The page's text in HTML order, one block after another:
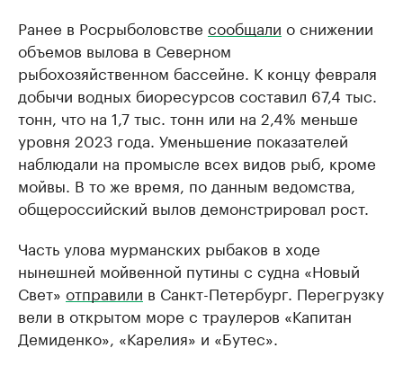
Ранее в Росрыболовстве сообщали о снижении
объемов вылова в Северном
рыбохозяйственном бассейне. К концу февраля
добычи водных биоресурсов составил 67,4 тыс.
тонн, что на 1,7 тыс. тонн или на 2,4% меньше
уровня 2023 года. Уменьшение показателей
наблюдали на промысле всех видов рыб, кроме
мойвы. В то же время, по данным ведомства,
общероссийский вылов демонстрировал рост.
Часть улова мурманских рыбаков в ходе
нынешней мойвенной путины с судна «Новый
Свет» отправили в Санкт-Петербург. Перегрузку
вели в открытом море с траулеров «Капитан
Демиденко», «Карелия» и «Бутес».